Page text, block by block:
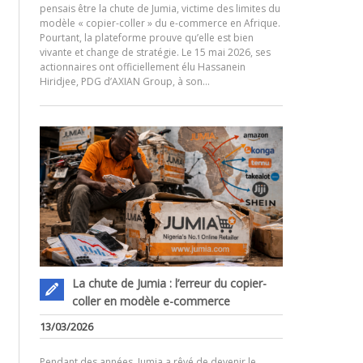
pensais être la chute de Jumia, victime des limites du
modèle « copier-coller » du e-commerce en Afrique.
Pourtant, la plateforme prouve qu’elle est bien
vivante et change de stratégie. Le 15 mai 2026, ses
actionnaires ont officiellement élu Hassanein
Hiridjee, PDG d’AXIAN Group, à son…
La chute de Jumia : l’erreur du copier-
coller en modèle e-commerce
13/03/2026